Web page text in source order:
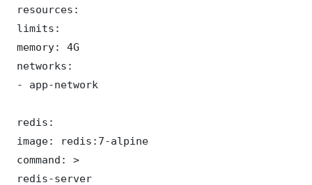
resources:
limits:
memory: 4G
networks:
- app-network
redis:
image: redis:7-alpine
command: >
redis-server